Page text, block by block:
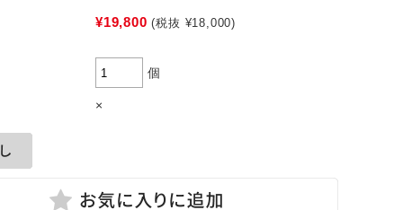
¥19,800 (税抜 ¥18,000)
個
×